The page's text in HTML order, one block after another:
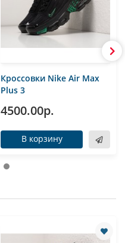
Кроссовки Nike Air Max
Plus 3
4500.00р.
В корзину